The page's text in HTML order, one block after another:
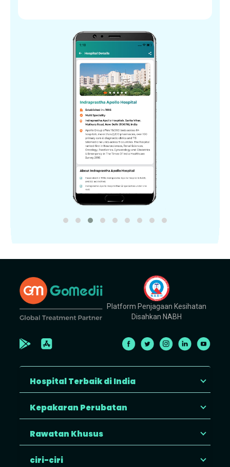
Platform Penjagaan Kesihatan
Disahkan NABH
Hospital Terbaik di India
Kepakaran Perubatan
Rawatan Khusus
ciri-ciri